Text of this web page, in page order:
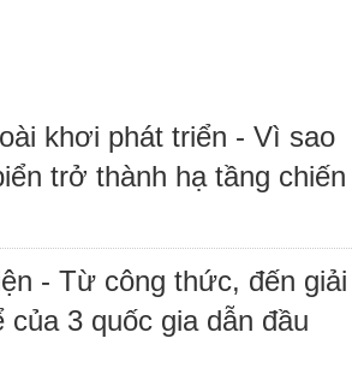
khơi phát triển - Vì sao
trở thành hạ tầng chiến
- Từ công thức, đến giải
của 3 quốc gia dẫn đầu